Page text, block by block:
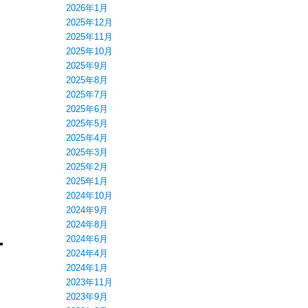
2026年1月
2025年12月
2025年11月
2025年10月
2025年9月
2025年8月
2025年7月
2025年6月
2025年5月
2025年4月
2025年3月
2025年2月
2025年1月
2024年10月
2024年9月
2024年8月
2024年6月
2024年4月
2024年1月
2023年11月
2023年9月